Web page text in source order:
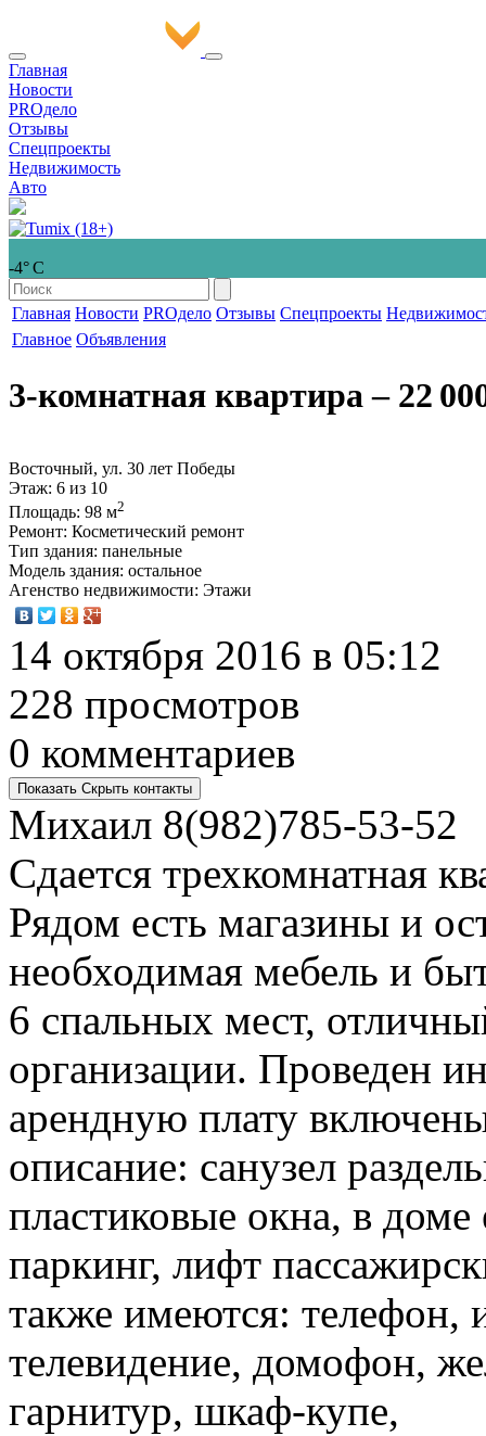
Главная
Новости
PROдело
Отзывы
Спецпроекты
Недвижимость
Авто
-4° С
Главная Новости PROдело Отзывы Спецпроекты
Главное Объявления
3-комнатная квартира‒ 22
Восточный, ул. 30 лет Победы
Этаж: 6 из 10
Площадь: 98 м2
Ремонт: Косметический ремонт
Тип здания: панельные
Модель здания: остальное
Агенство недвижимости: Этажи
14 октября 2016 в 05:12
228 просмотров
0 комментариев
Показать Скрыть контакты
Михаил 8(982)785-53-52
Сдается трехкомнатная
Рядом есть магазины и
необходимая мебель и
6 спальных мест,
организации. Проведен
арендную плату
описание: санузел
пластиковые окна, в
паркинг, лифт
также имеются: телефон,
телевидение, домофон,
гарнитур, шкаф-купе,